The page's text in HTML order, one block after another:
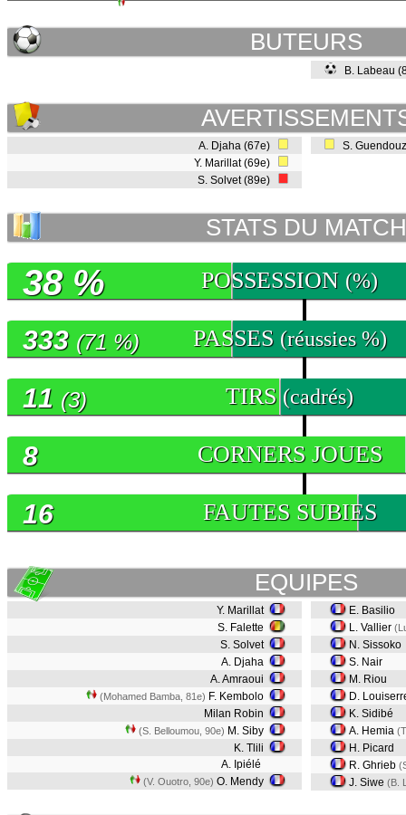
BUTEURS
B. Labeau
A. Djaha (67e)
Y. Marillat (69e)
S. Solvet (89e)
S.
STATS DU MATCH
POSSESSION (%)
38 %
PASSES (réussies %)
333 (71 %)
TIRS (cadrés)
11 (3)
CORNERS JOUES
8
FAUTES SUBIES
16
EQUIPES
Y. Marillat
S. Falette
S. Solvet
A. Djaha
A. Amraoui
(Mohamed Bamba, 81e) F. Kembolo
Milan Robin
(S. Belloumou, 90e) M. Siby
K. Tlili
A. Ipiélé
(V. Ouotro, 90e) O. Mendy
E. Basilio
L. Vallier
N. Sissoko
S. Nair
M. Riou
D.
K. Sidibé
A. Hemia
H. Picard
R. Ghrieb
J. Siwe (B.